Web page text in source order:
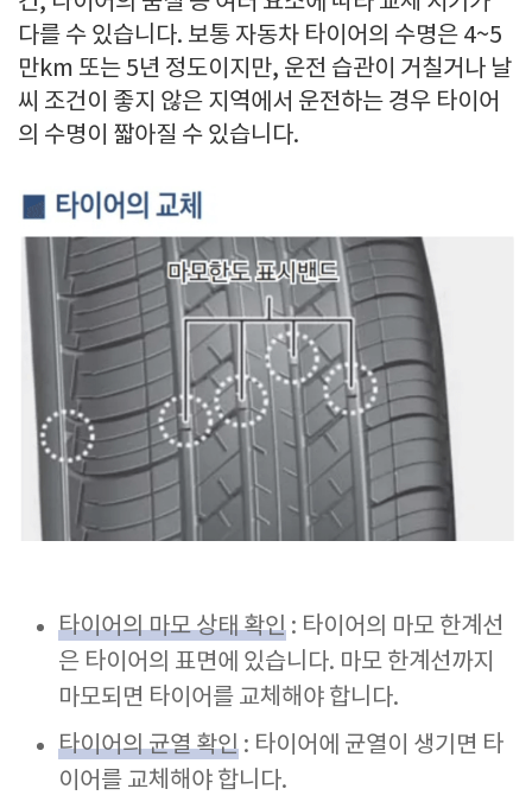
다를 수 있습니다. 보통 자동차 타이어의 수명은 4~5
만km 또는 5년 정도이지만, 운전 습관이 거칠거나 날
씨 조건이 좋지 않은 지역에서 운전하는 경우 타이어
의 수명이 짧아질 수 있습니다.
타이어의 마모 상태 확인 : 타이어의 마모 한계선
은 타이어의 표면에 있습니다. 마모 한계선까지
마모되면 타이어를 교체해야 합니다.
타이어의 균열 확인 : 타이어에 균열이 생기면 타
이어를 교체해야 합니다.